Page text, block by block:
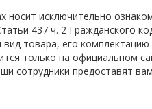
исключительно
437 ч. 2 Гражданского
товара, его комплектацию
только на официальном
сотрудники предоставят